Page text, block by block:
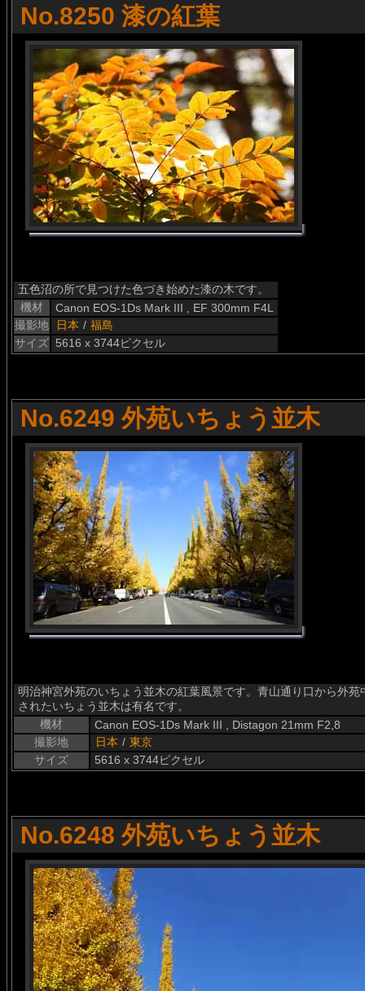
No.8250 漆の紅葉
五色沼の所で見つけた色づき始めた漆の木です。
機材
Canon EOS-1Ds Mark III , EF 300mm F4L
撮影地
日本 / 福島
サイズ 5616 x 3744ピクセル
No.6249 外苑いちょう並木
明治神宮外苑のいちょう並木の紅葉風景です。青山通り口から外
されたいちょう並木は有名です。
機材
Canon EOS-1Ds Mark III , Distagon 21mm F2,8
撮影地
日本 / 東京
サイズ
5616 x 3744ピクセル
No.6248 外苑いちょう並木